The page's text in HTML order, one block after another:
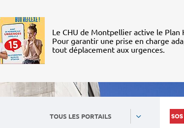
Le CHU de Montpellier active le Plan
Pour garantir une prise en charge
tout déplacement aux urgences.
TOUS LES PORTAILS